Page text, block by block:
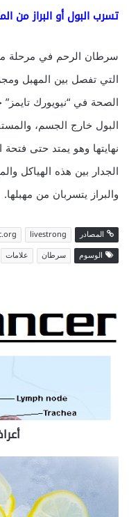
تسرب البول أو البراز من
سرطان الرحم في مرحلة
التي تفصل بين المهبل
الصحة في “نيويورك
البول خارج الجسم،
نهايتها وهو يمتد حتى
الجدار بين هذه الهياكل
والبراز يتسربان من مهبلها.
المصادر livestrong
الوسوم
سرطان علامات
سرطان
الرئة